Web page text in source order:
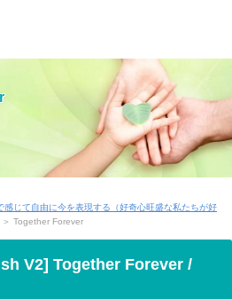
感じて自由に今を表現する（好奇心旺盛な私たちが好
＞ Together Forever
V2] Together Forever /